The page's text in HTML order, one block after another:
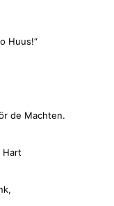
Huus!“
de Machten.
Hart